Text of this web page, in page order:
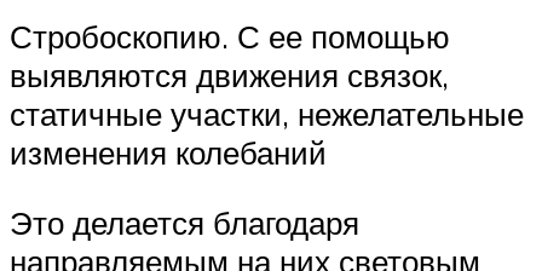
Стробоскопию. С ее помощью
выявляются движения связок,
статичные участки, нежелательные
изменения колебаний
Это делается благодаря
направляемым на них световым